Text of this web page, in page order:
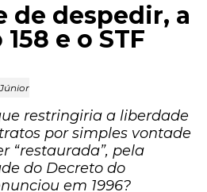
de despedir, a
e o STF
restringiria a liberdade
por simples vontade
“restaurada”, pela
do Decreto do
em 1996?